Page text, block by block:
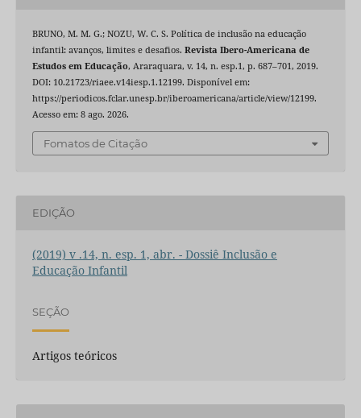
BRUNO, M. M. G.; NOZU, W. C. S. Política de inclusão na educação
infantil: avanços, limites e desafios. Revista Ibero-Americana de
Estudos em Educação, Araraquara, v. 14, n. esp.1, p. 687–701, 2019.
DOI: 10.21723/riaee.v14iesp.1.12199. Disponível em:
https://periodicos.fclar.unesp.br/iberoamericana/article/view/12199.
Acesso em: 8 ago. 2026.
Fomatos de Citação
EDIÇÃO
(2019) v .14, n. esp. 1, abr. - Dossiê Inclusão e
Educação Infantil
SEÇÃO
Artigos teóricos